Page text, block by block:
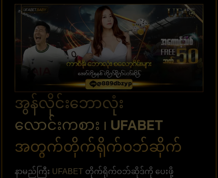
အွန်လိုင်းဘောလုံး
လောင်းကစား ၊ UFABET
အတွက်တိုက်ရိုက်ဝဘ်ဆိုက်
နာမည်ကြီး UFABET တိုက်ရိုက်ဝဘ်ဆိုဒ်ကို ပေးဖို့